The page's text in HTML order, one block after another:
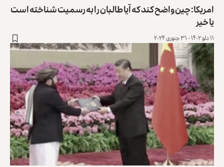
امریکا: چین واضح کند که آیا طالبان را به رسمیت شناخته است
یا خیر
۱۱ دلو ۱۴۰۲ - ۳۱ جنوری ۲۰۲۴